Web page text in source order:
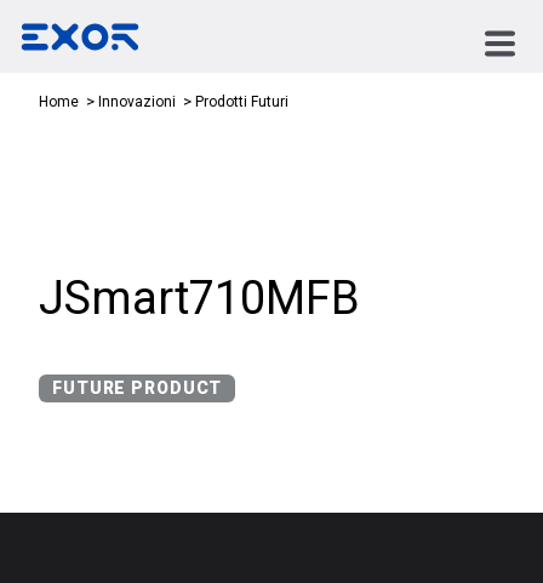
Home Innovazioni Prodotti Futuri
JSmart710MFB
FUTURE PRODUCT